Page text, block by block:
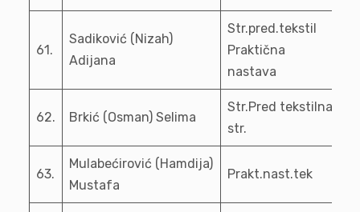
61.
Sadiković (Nizah)
Adijana
Str.pred.tekstil
Praktična
nastava
62. Brkić (Osman) Selima
Str.Pred tekstilna
str.
63.
Mulabećirović (Hamdija)
Mustafa
Prakt.nast.tek